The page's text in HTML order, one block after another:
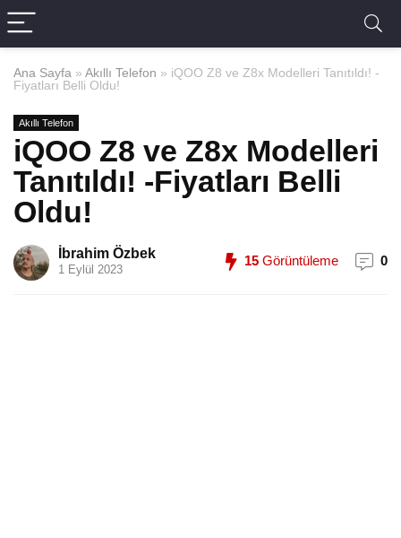
Ana Sayfa » Akıllı Telefon » iQOO Z8 ve Z8x Modelleri Tanıtıldı! -
Fiyatları Belli Oldu!
Akıllı Telefon
iQOO Z8 ve Z8x Modelleri
Tanıtıldı! -Fiyatları Belli
Oldu!
İbrahim Özbek
1 Eylül 2023
15 Görüntüleme 0